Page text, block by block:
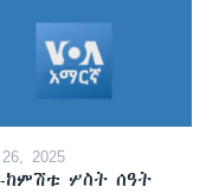
2025
ከምሽቱ ሦስት ሰዓት